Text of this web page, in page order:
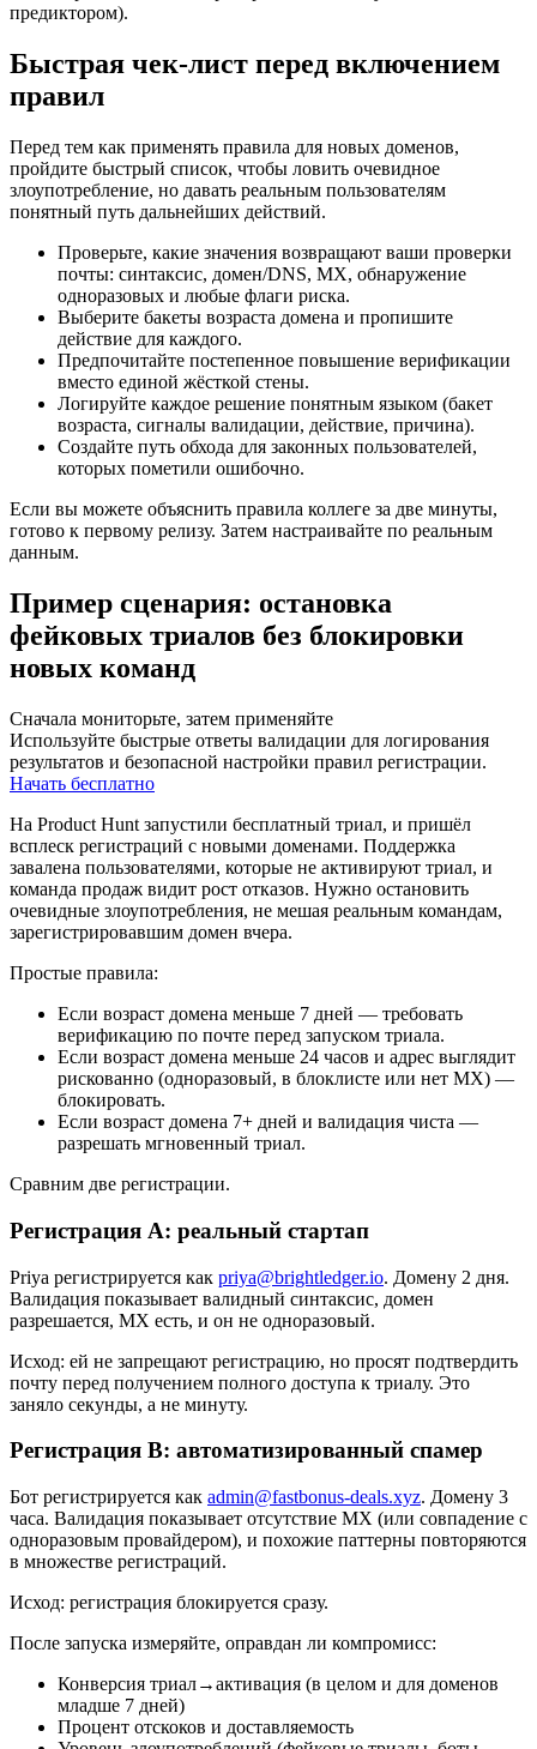
предиктором).
Быстрая чек‑лист перед включением
правил
Перед тем как применять правила для новых доменов,
пройдите быстрый список, чтобы ловить очевидное
злоупотребление, но давать реальным пользователям
понятный путь дальнейших действий.
Проверьте, какие значения возвращают ваши проверки
почты: синтаксис, домен/DNS, MX, обнаружение
одноразовых и любые флаги риска.
Выберите бакеты возраста домена и пропишите
действие для каждого.
Предпочитайте постепенное повышение верификации
вместо единой жёсткой стены.
Логируйте каждое решение понятным языком (бакет
возраста, сигналы валидации, действие, причина).
Создайте путь обхода для законных пользователей,
которых пометили ошибочно.
Если вы можете объяснить правила коллеге за две минуты,
готово к первому релизу. Затем настраивайте по реальным
данным.
Пример сценария: остановка
фейковых триалов без блокировки
новых команд
Сначала мониторьте, затем применяйте
Используйте быстрые ответы валидации для логирования
результатов и безопасной настройки правил регистрации.
Начать бесплатно
На Product Hunt запустили бесплатный триал, и пришёл
всплеск регистраций с новыми доменами. Поддержка
завалена пользователями, которые не активируют триал, и
команда продаж видит рост отказов. Нужно остановить
очевидные злоупотребления, не мешая реальным командам,
зарегистрировавшим домен вчера.
Простые правила:
Если возраст домена меньше 7 дней — требовать
верификацию по почте перед запуском триала.
Если возраст домена меньше 24 часов и адрес выглядит
рискованно (одноразовый, в блоклисте или нет MX) —
блокировать.
Если возраст домена 7+ дней и валидация чиста —
разрешать мгновенный триал.
Сравним две регистрации.
Регистрация A: реальный стартап
Priya регистрируется как priya@brightledger.io. Домену 2 дня.
Валидация показывает валидный синтаксис, домен
разрешается, MX есть, и он не одноразовый.
Исход: ей не запрещают регистрацию, но просят подтвердить
почту перед получением полного доступа к триалу. Это
заняло секунды, а не минуту.
Регистрация B: автоматизированный спамер
Бот регистрируется как admin@fastbonus-deals.xyz. Домену 3
часа. Валидация показывает отсутствие MX (или совпадение с
одноразовым провайдером), и похожие паттерны повторяются
в множестве регистраций.
Исход: регистрация блокируется сразу.
После запуска измеряйте, оправдан ли компромисс:
Конверсия триал→активация (в целом и для доменов
младше 7 дней)
Процент отскоков и доставляемость